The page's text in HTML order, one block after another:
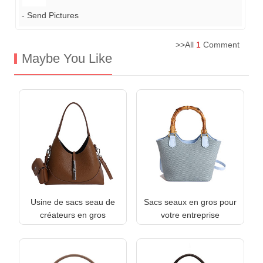
- Send Pictures
>>All 1 Comment
Maybe You Like
Usine de sacs seau de
créateurs en gros
Sacs seaux en gros pour
votre entreprise